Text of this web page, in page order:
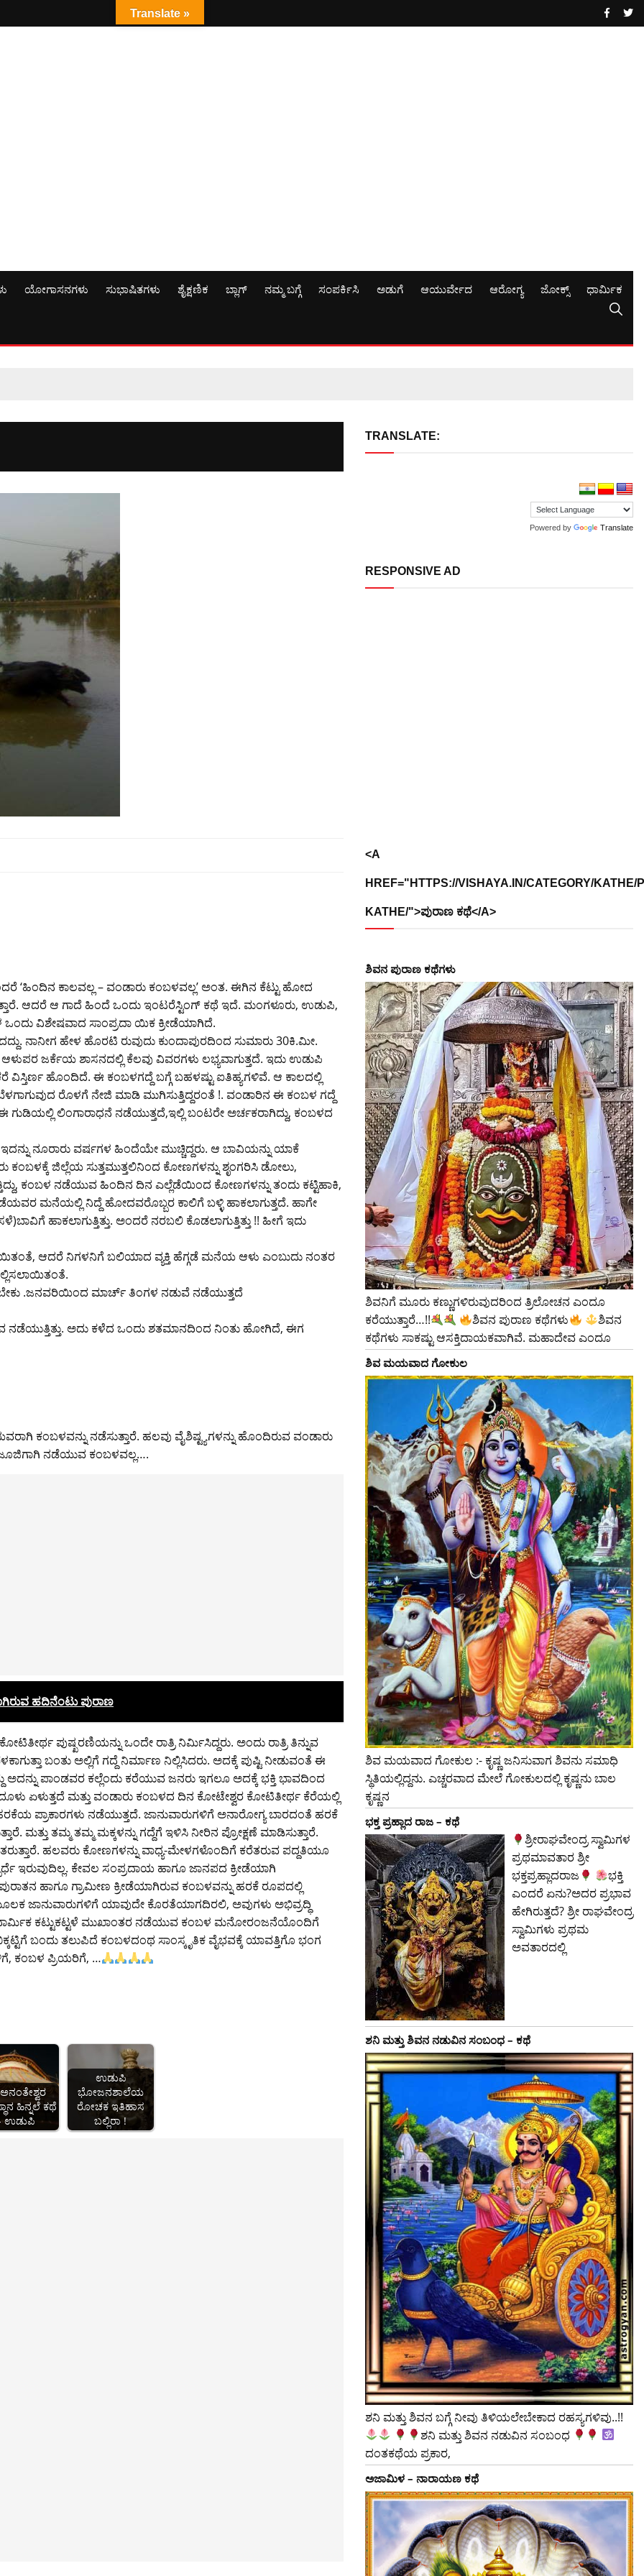
ಯೋಗಾಸನಗಳು ಸುಭಾಷಿತಗಳು ಶೈಕ್ಷಣಿಕ ಬ್ಲಾಗ್ ನಮ್ಮ ಬಗ್ಗೆ ಸಂಪರ್ಕಿಸಿ ಅಡುಗೆ ಆಯುರ್ವೇದ ಆರೋಗ್ಯ ಜೋಕ್ಸ್ ಧಾರ್ಮಿಕ
‘ಹಿಂದಿನ ಕಾಲವಲ್ಲ – ವಂಡಾರು ಕಂಬಳವಲ್ಲ’ ಅಂತ. ಈಗಿನ ಕೆಟ್ಟು ಹೋದ
ಆದರೆ ಆ ಗಾದೆ ಹಿಂದೆ ಒಂದು ಇಂಟರೆಸ್ಟಿಂಗ್ ಕಥೆ ಇದೆ. ಮಂಗಳೂರು, ಉಡುಪಿ,
ವಿಶೇಷವಾದ ಸಾಂಪ್ರದಾ ಯಿಕ ಕ್ರೀಡೆಯಾಗಿದೆ.
ನಾನೀಗ ಹೇಳ ಹೊರಟಿ ರುವುದು ಕುಂದಾಪುರದಿಂದ ಸುಮಾರು 30ಕಿ.ಮೀ.
ಜರ್ಕೆಯ ಶಾಸನದಲ್ಲಿ ಕೆಲವು ವಿವರಗಳು ಲಭ್ಯವಾಗುತ್ತದೆ. ಇದು ಉಡುಪಿ
ಹೊಂದಿದೆ. ಈ ಕಂಬಳಗದ್ದೆ ಬಗ್ಗೆ ಬಹಳಷ್ಟು ಐತಿಹ್ಯಗಳಿವೆ. ಆ ಕಾಲದಲ್ಲಿ
ರೊಳಗೆ ನೇಜಿ ಮಾಡಿ ಮುಗಿಸುತ್ತಿದ್ದರಂತೆ !. ವಂಡಾರಿನ ಈ ಕಂಬಳ ಗದ್ದೆ
ಲಿಂಗಾರಾಧನೆ ನಡೆಯುತ್ತದೆ,ಇಲ್ಲಿ ಬಂಟರೇ ಅರ್ಚಕರಾಗಿದ್ದು, ಕಂಬಳದ
ನೂರಾರು ವರ್ಷಗಳ ಹಿಂದೆಯೇ ಮುಚ್ಚಿದ್ದರು. ಆ ಬಾವಿಯನ್ನು ಯಾಕೆ
ಜಿಲ್ಲೆಯ ಸುತ್ತಮುತ್ತಲಿನಿಂದ ಕೋಣಗಳನ್ನು ಶೃಂಗರಿಸಿ ಡೋಲು,
ಕಂಬಳ ನಡೆಯುವ ಹಿಂದಿನ ದಿನ ಎಲ್ಲೆಡೆಯಿಂದ ಕೋಣಗಳನ್ನು ತಂದು ಕಟ್ಟಿಹಾಕಿ,
ಮನೆಯಲ್ಲಿ ನಿದ್ದೆ ಹೋದವರೊಬ್ಬರ ಕಾಲಿಗೆ ಬಳ್ಳಿ ಹಾಕಲಾಗುತ್ತದೆ. ಹಾಗೇ
ಹಾಕಲಾಗುತ್ತಿತ್ತು. ಅಂದರೆ ನರಬಲಿ ಕೊಡಲಾಗುತ್ತಿತ್ತು !! ಹೀಗೆ ಇದು
ಆದರೆ ನಿಗಳನಿಗೆ ಬಲಿಯಾದ ವ್ಯಕ್ತಿ ಹೆಗ್ಗಡೆ ಮನೆಯ ಆಳು ಎಂಬುದು ನಂತರ
.ಜನವರಿಯಿಂದ ಮಾರ್ಚ್ ತಿಂಗಳ ನಡುವೆ ನಡೆಯುತ್ತದೆ
ನಡೆಯುತ್ತಿತ್ತು. ಅದು ಕಳೆದ ಒಂದು ಶತಮಾನದಿಂದ ನಿಂತು ಹೋಗಿದೆ, ಈಗ
ಕಂಬಳವನ್ನು ನಡೆಸುತ್ತಾರೆ. ಹಲವು ವೈಶಿಷ್ಟ್ಯಗಳನ್ನು ಹೊಂದಿರುವ ವಂಡಾರು
ಜೂಜಿಗಾಗಿ ನಡೆಯುವ ಕಂಬಳವಲ್ಲ….
ಹದಿನೆಂಟು ಪುರಾಣ
ಪುಷ್ಖರಣಿಯನ್ನು ಒಂದೇ ರಾತ್ರಿ ನಿರ್ಮಿಸಿದ್ದರು. ಅಂದು ರಾತ್ರಿ ತಿನ್ನುವ
ಬಂತು ಅಲ್ಲಿಗೆ ಗದ್ದೆ ನಿರ್ಮಾಣ ನಿಲ್ಲಿಸಿದರು. ಅದಕ್ಕೆ ಪುಷ್ಟಿ ನೀಡುವಂತೆ ಈ
ಪಾಂಡವರ ಕಲ್ಲೆಂದು ಕರೆಯುವ ಜನರು ಇಗಲೂ ಅದಕ್ಕೆ ಭಕ್ತಿ ಭಾವದಿಂದ
ಏಳುತ್ತದೆ ಮತ್ತು ವಂಡಾರು ಕಂಬಳದ ದಿನ ಕೋಟೇಶ್ವರ ಕೋಟಿತೀರ್ಥ ಕೆರೆಯಲ್ಲಿ
ಪ್ರಾಕಾರಗಳು ನಡೆಯುತ್ತದೆ. ಜಾನುವಾರುಗಳಿಗೆ ಅನಾರೋಗ್ಯ ಬಾರದಂತೆ ಹರಕೆ
ಮತ್ತು ತಮ್ಮ ತಮ್ಮ ಮಕ್ಕಳನ್ನು ಗದ್ದೆಗೆ ಇಳಿಸಿ ನೀರಿನ ಪ್ರೋಕ್ಷಣೆ ಮಾಡಿಸುತ್ತಾರೆ.
ಹಲವರು ಕೋಣಗಳನ್ನು ವಾಧ್ಯ-ಮೇಳಗಳೊಂದಿಗೆ ಕರೆತರುವ ಪದ್ದತಿಯೂ
ಕೇವಲ ಸಂಪ್ರದಾಯ ಹಾಗೂ ಜಾನಪದ ಕ್ರೀಡೆಯಾಗಿ
ಹಾಗೂ ಗ್ರಾಮೀಣ ಕ್ರೀಡೆಯಾಗಿರುವ ಕಂಬಳವನ್ನು ಹರಕೆ ರೂಪದಲ್ಲಿ
ಜಾನುವಾರುಗಳಿಗೆ ಯಾವುದೇ ಕೊರತೆಯಾಗದಿರಲಿ, ಅವುಗಳು ಅಭಿವ್ರದ್ಧಿ
ಕಟ್ಟುಕಟ್ಟಳೆ ಮುಖಾಂತರ ನಡೆಯುವ ಕಂಬಳ ಮನೋರಂಜನೆಯೊಂದಿಗೆ
ಬಂದು ತಲುಪಿದೆ ಕಂಬಳದಂಥ ಸಾಂಸ್ಕೃತಿಕ ವೈಭವಕ್ಕೆ ಯಾವತ್ತಿಗೊ ಭಂಗ
ಕಂಬಳ ಪ್ರಿಯರಿಗೆ, …
ಅನಂತೇಶ್ವರ
ಹಿನ್ನಲೆ ಕಥೆ
ಉಡುಪಿ
ಉಡುಪಿ
ಭೋಜನಶಾಲೆಯ
ರೋಚಕ ಇತಿಹಾಸ
ಬಲ್ಲಿರಾ !
TRANSLATE:
Powered by Translate
RESPONSIVE AD
<A
HREF="HTTPS://VISHAYA.IN/CATEGORY/KATHE/
KATHE/">ಪುರಾಣ ಕಥೆ</A>
ಶಿವನ ಪುರಾಣ ಕಥೆಗಳು
ಶಿವನಿಗೆ ಮೂರು ಕಣ್ಣುಗಳಿರುವುದರಿಂದ ತ್ರಿಲೋಚನ ಎಂದೂ
ಕರೆಯುತ್ತಾರೆ…!!
ಶಿವನ ಪುರಾಣ ಕಥೆಗಳು
ಶಿವನ
ಕಥೆಗಳು ಸಾಕಷ್ಟು ಆಸಕ್ತಿದಾಯಕವಾಗಿವೆ. ಮಹಾದೇವ ಎಂದೂ
ಶಿವ ಮಯವಾದ ಗೋಕುಲ
ಶಿವ ಮಯವಾದ ಗೋಕುಲ :- ಕೃಷ್ಣ ಜನಿಸುವಾಗ ಶಿವನು ಸಮಾಧಿ
ಸ್ಥಿತಿಯಲ್ಲಿದ್ದನು. ಎಚ್ಚರವಾದ ಮೇಲೆ ಗೋಕುಲದಲ್ಲಿ ಕೃಷ್ಣನು ಬಾಲ
ಕೃಷ್ಣನ
ಭಕ್ತ ಪ್ರಹ್ಲಾದ ರಾಜ – ಕಥೆ
ಶ್ರೀರಾಘವೇಂದ್ರ ಸ್ವಾಮಿಗಳ
ಪ್ರಥಮಾವತಾರ ಶ್ರೀ
ಭಕ್ತಪ್ರಹ್ಲಾದರಾಜ
ಭಕ್ತಿ
ಎಂದರೆ ಏನು?ಅದರ ಪ್ರಭಾವ
ಹೇಗಿರುತ್ತದೆ? ಶ್ರೀ ರಾಘವೇಂದ್ರ
ಸ್ವಾಮಿಗಳು ಪ್ರಥಮ
ಅವತಾರದಲ್ಲಿ
ಶನಿ ಮತ್ತು ಶಿವನ ನಡುವಿನ ಸಂಬಂಧ – ಕಥೆ
ಶನಿ ಮತ್ತು ಶಿವನ ಬಗ್ಗೆ ನೀವು ತಿಳಿಯಲೇಬೇಕಾದ ರಹಸ್ಯಗಳಿವು..!!
ಶನಿ ಮತ್ತು ಶಿವನ ನಡುವಿನ ಸಂಬಂಧ
ದಂತಕಥೆಯ ಪ್ರಕಾರ,
ಅಜಾಮಿಳ – ನಾರಾಯಣ ಕಥೆ
Translate »